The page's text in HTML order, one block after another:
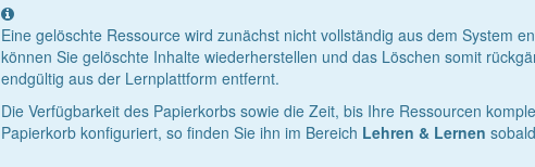
Information
Eine gelöschte Ressource wird zunächst nicht vollständig aus dem System
können Sie gelöschte Inhalte wiederherstellen und das Löschen somit
endgültig aus der Lernplattform entfernt.
Die Verfügbarkeit des Papierkorbs sowie die Zeit, bis Ihre Ressourcen
Papierkorb konfiguriert, so finden Sie ihn im Bereich Lehren & Lernen